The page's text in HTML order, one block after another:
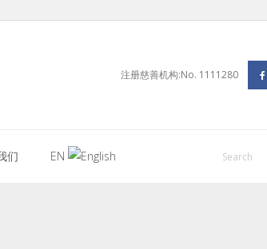
注册慈善机构:No. 1111280
们 EN